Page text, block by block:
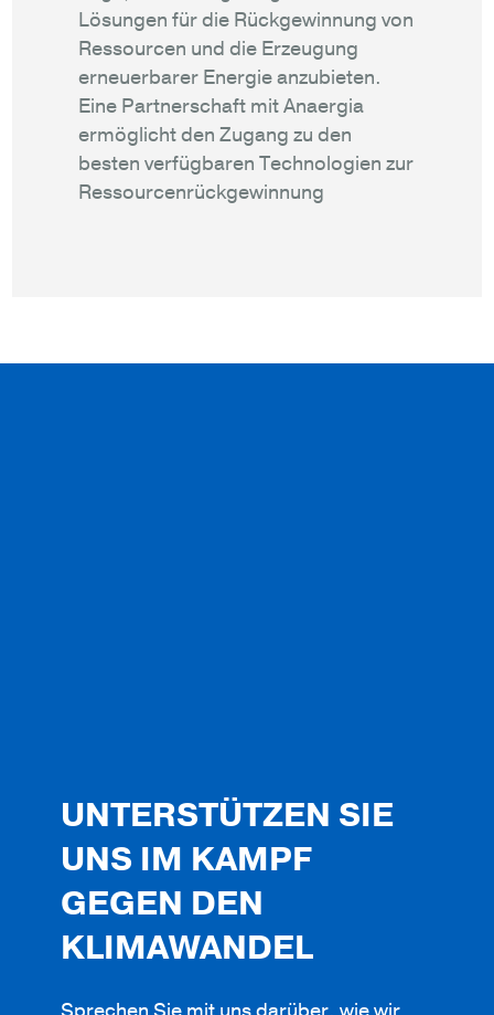
Lösungen für die Rückgewinnung von
Ressourcen und die Erzeugung
erneuerbarer Energie anzubieten.
Eine Partnerschaft mit Anaergia
ermöglicht den Zugang zu den
besten verfügbaren Technologien zur
Ressourcenrückgewinnung
UNTERSTÜTZEN SIE
UNS IM KAMPF
GEGEN DEN
KLIMAWANDEL